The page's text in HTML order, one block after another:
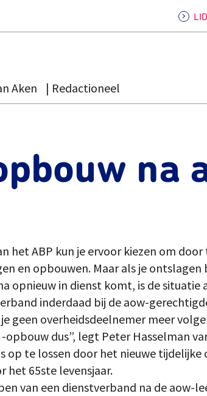
Aken Redactioneel
na
het ABP kun je ervoor kiezen om door
en opbouwen. Maar als je
opnieuw in dienst komt, is de situatie
inderdaad bij de aow-
geen overheidsdeelnemer meer
dus”, legt Peter Hasselman
op te lossen door het nieuwe
het 65ste levensjaar.
van een dienstverband na de aow-